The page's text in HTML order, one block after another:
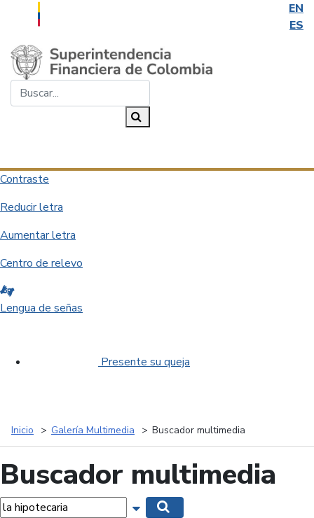
EN
ES
Saltar al contenido principal
Contraste
Reducir letra
Aumentar letra
Centro de relevo
Lengua de señas
Presente su queja
Inicio Galería Multimedia Buscador multimedia
Buscador multimedia
Mostrar opciones de búsqueda